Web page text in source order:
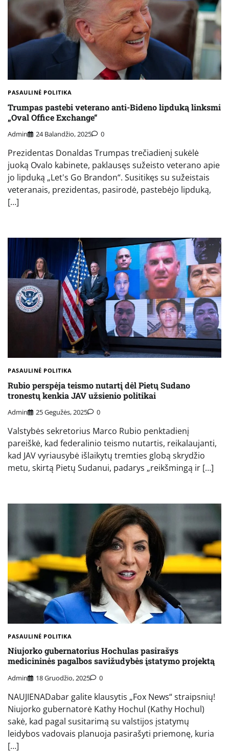
PASAULINĖ POLITIKA
Trumpas pastebi veterano anti-Bideno lipduką linksmi
„Oval Office Exchange“
Admin 24 Balandžio, 2025 0
Prezidentas Donaldas Trumpas trečiadienį sukėlė
juoką Ovalo kabinete, paklausęs sužeisto veterano apie
jo lipduką „Let's Go Brandon“. Susitikęs su sužeistais
veteranais, prezidentas, pasirodė, pastebėjo lipduką,
[…]
PASAULINĖ POLITIKA
Rubio perspėja teismo nutartį dėl Pietų Sudano
tronestų kenkia JAV užsienio politikai
Admin 25 Gegužės, 2025 0
Valstybės sekretorius Marco Rubio penktadienį
pareiškė, kad federalinio teismo nutartis, reikalaujanti,
kad JAV vyriausybė išlaikytų tremties globą skrydžio
metu, skirtą Pietų Sudanui, padarys „reikšmingą ir […]
PASAULINĖ POLITIKA
Niujorko gubernatorius Hochulas pasirašys
medicininės pagalbos savižudybės įstatymo projektą
Admin 18 Gruodžio, 2025 0
NAUJIENADabar galite klausytis „Fox News“ straipsnių!
Niujorko gubernatorė Kathy Hochul (Kathy Hochul)
sakė, kad pagal susitarimą su valstijos įstatymų
leidybos vadovais planuoja pasirašyti priemonę, kuria
[…]